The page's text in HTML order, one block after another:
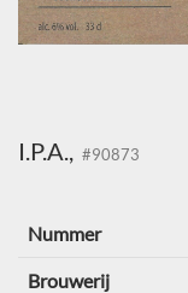
I.P.A., #90873
Nummer
Brouwerij